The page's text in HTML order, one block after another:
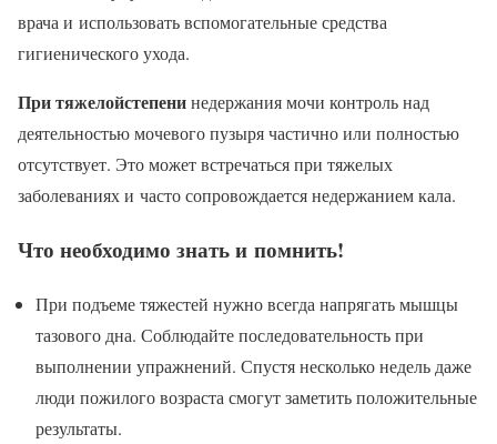
врача и использовать вспомогательные средства
гигиенического ухода.
При тяжелойстепенинедержания мочи контроль над
деятельностью мочевого пузыря частично или полностью
отсутствует. Это может встречаться при тяжелых
заболеваниях и часто сопровождается недержанием кала.
Что необходимо знать и помнить!
При подъеме тяжестей нужно всегда напрягать мышцы
тазового дна. Соблюдайте последовательность при
выполнении упражнений. Спустя несколько недель даже
люди пожилого возраста смогут заметить положительные
результаты.